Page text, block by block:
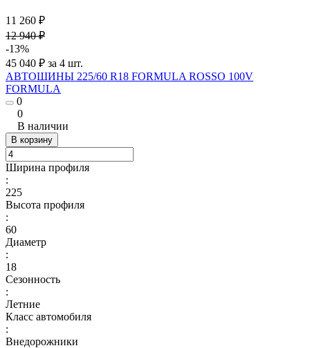
11 260 ₽
12 940 ₽
-13%
45 040 ₽ за 4 шт.
АВТОШИНЫ 225/60 R18 FORMULA ROSSO 100V
FORMULA
0
0
В наличии
В корзину
Ширина профиля
:
225
Высота профиля
:
60
Диаметр
:
18
Сезонность
:
Летние
Класс автомобиля
:
Внедорожники